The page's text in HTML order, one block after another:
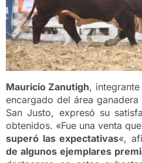
Mauricio Zanutigh,
encargado del área
San Justo, expresó su
obtenidos. «Fue una venta
superó las expectativas«,
de algunos ejemplares